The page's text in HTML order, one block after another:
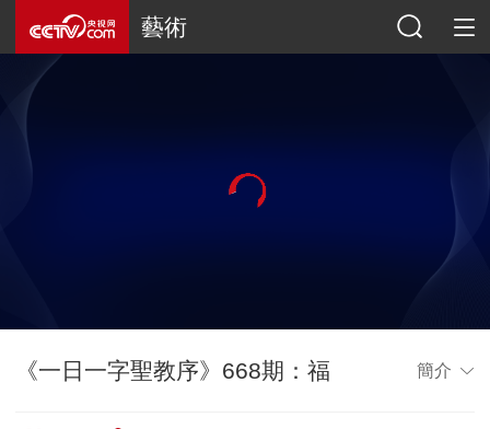
藝術
《一日一字聖教序》668期：福 簡介